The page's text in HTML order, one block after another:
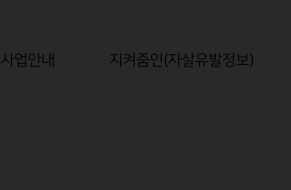
사업안내 지켜줌인(자살유발정보)